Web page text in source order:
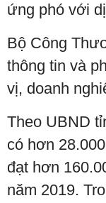
ứng phó với
Bộ Công
thông tin và
vị, doanh
Theo UBND
có hơn
đạt hơn
năm 2019.